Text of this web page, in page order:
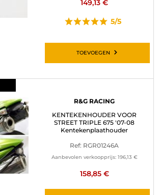
149,13 €
5/5
TOEVOEGEN
R&G RACING
KENTEKENHOUDER VOOR
STREET TRIPLE 675 '07-08
Kentekenplaathouder
Ref: RGR01246A
Aanbevolen verkoopprijs: 196,13 €
158,85 €